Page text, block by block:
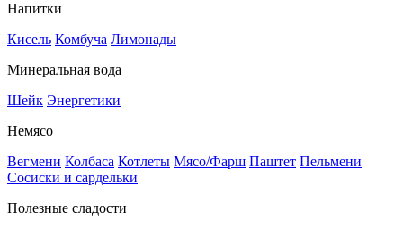
Напитки
Кисель Комбуча Лимонады
Минеральная вода
Шейк Энергетики
Немясо
Вегмени Колбаса Котлеты Мясо/Фарш Паштет Пельмени
Сосиски и сардельки
Полезные сладости